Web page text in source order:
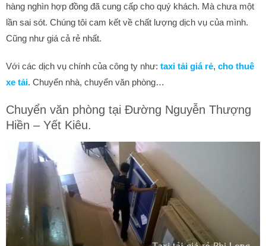
hàng nghìn hợp đồng đã cung cấp cho quý khách. Mà chưa một
lần sai sót. Chúng tôi cam kết về chất lượng dịch vụ của mình.
Cũng như giá cả rẻ nhất.
Với các dịch vụ chính của công ty như: taxi tải giá rẻ, cho thuê
xe tải. Chuyển nhà, chuyển văn phòng…
Chuyển văn phòng tại Đường Nguyễn Thượng
Hiền – Yết Kiêu.